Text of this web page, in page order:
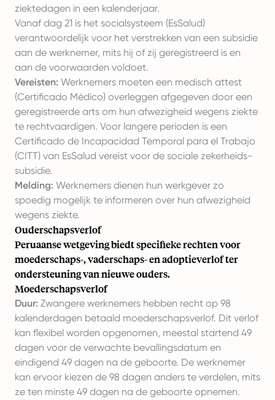
ziektedagen in een kalenderjaar.
Vanaf dag 21 is het socialsysteem (EsSalud)
verantwoordelijk voor het verstrekken van een subsidie
aan de werknemer, mits hij of zij geregistreerd is en
aan de voorwaarden voldoet.
Vereisten: Werknemers moeten een medisch attest
(Certificado Médico) overleggen afgegeven door een
geregistreerde arts om hun afwezigheid wegens ziekte
te rechtvaardigen. Voor langere perioden is een
Certificado de Incapacidad Temporal para el Trabajo
(CITT) van EsSalud vereist voor de sociale zekerheids-
subsidie.
Melding: Werknemers dienen hun werkgever zo
spoedig mogelijk te informeren over hun afwezigheid
wegens ziekte.
Ouderschapsverlof
Peruaanse wetgeving biedt specifieke rechten voor
moederschaps-, vaderschaps- en adoptieverlof ter
ondersteuning van nieuwe ouders.
Moederschapsverlof
Duur: Zwangere werknemers hebben recht op 98
kalenderdagen betaald moederschapsverlof. Dit verlof
kan flexibel worden opgenomen, meestal startend 49
dagen voor de verwachte bevallingsdatum en
eindigend 49 dagen na de geboorte. De werknemer
kan ervoor kiezen de 98 dagen anders te verdelen, mits
ze ten minste 49 dagen na de geboorte opnemen.